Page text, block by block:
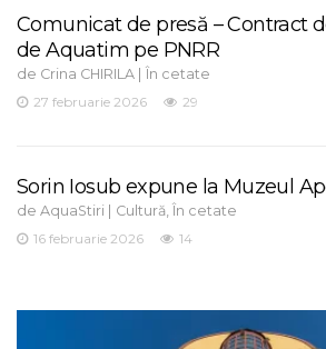
Comunicat de presă – Contract
de Aquatim pe PNRR
de Crina CHIRILA | În cetate
27 februarie 2026
29
Sorin Iosub expune la Muzeul
de AquaStiri | Cultură În cetate
16 februarie 2026
14